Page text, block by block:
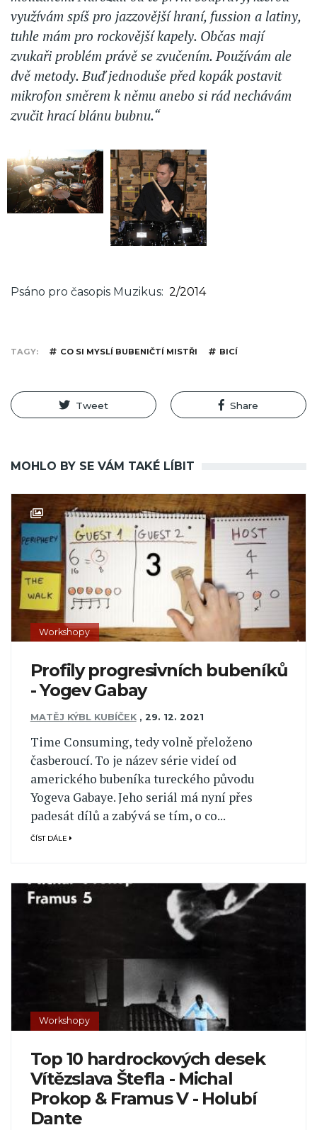
využívám spíš pro jazzovější hraní, fussion a latiny,
tuhle mám pro rockovější kapely. Občas mají
zvukaři problém právě se zvučením. Používám ale
dvě metody. Buď jednoduše před kopák postavit
mikrofon směrem k němu anebo si rád nechávám
zvučit hrací blánu bubnu.“
Psáno pro časopis Muzikus 2/2014
TAGY CO SI MYSLÍ BUBENIČTÍ MISTŘI BICÍ
Tweet Share
MOHLO BY SE VÁM TAKÉ LÍBIT
Workshopy
Profily progresivních bubeníků
- Yogev Gabay
MATĚJ KÝBL KUBÍČEK , 29. 12. 2021
Time Consuming, tedy volně přeloženo
časberoucí. To je název série videí od
amerického bubeníka tureckého původu
Yogeva Gabaye. Jeho seriál má nyní přes
padesát dílů a zabývá se tím, o co...
ČÍST DÁLE
Workshopy
Top 10 hardrockových desek
Vítězslava Štefla - Michal
Prokop & Framus V - Holubí
Dante